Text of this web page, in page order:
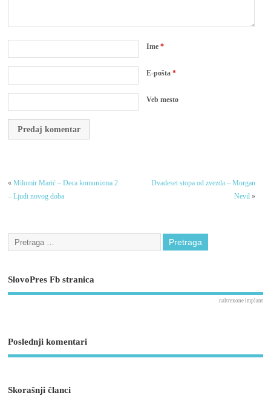
Ime*
E-pošta*
Veb mesto
«Milomir Marić – Deca komunizma 2
– Ljudi novog doba
Dvadeset stopa od zvezda – Morgan
Nevil»
SlovoPres Fb stranica
naltrexone implant
Poslednji komentari
Skorašnji članci